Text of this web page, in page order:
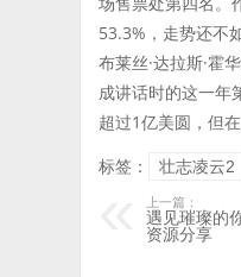
53.3%，走势还不
布莱丝·达拉斯·霍
成讲话时的这一年
超过1亿美圆，但
标签：
壮志凌云2
上一篇：
遇见璀璨的
资源分享